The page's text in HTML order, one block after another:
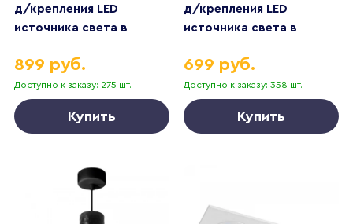
д/крепления LED
источника света в
Piano Lightstar 012816
Доступно к заказу: 275 шт.
899 руб.
Купить
д/крепления LED
источника света в
Anello 012006
Доступно к заказу: 358 шт.
699 руб.
Купить